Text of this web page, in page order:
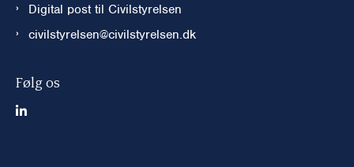
Digital post til Civilstyrelsen
civilstyrelsen@civilstyrelsen.dk
Følg os